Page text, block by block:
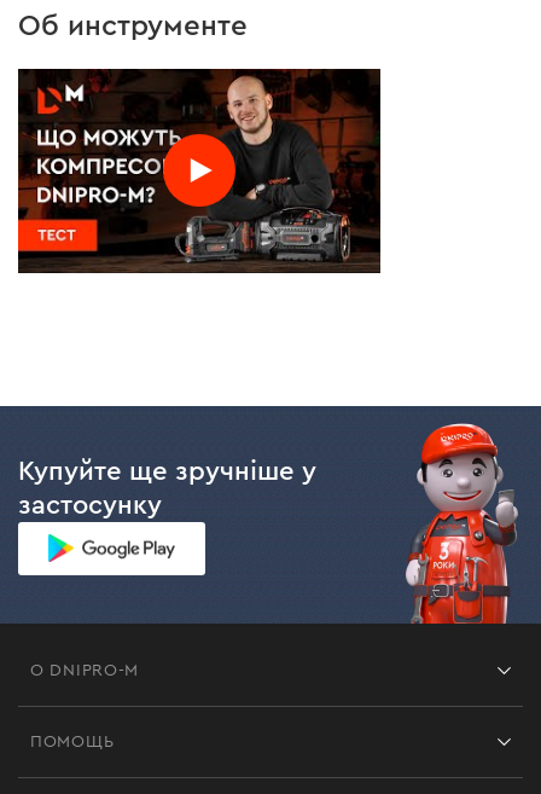
Об инструменте
Купуйте ще зручніше у
застосунку
О DNIPRO-M
ПОМОЩЬ